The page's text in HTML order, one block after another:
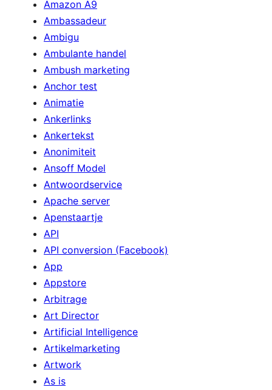
Amazon A9
Ambassadeur
Ambigu
Ambulante handel
Ambush marketing
Anchor test
Animatie
Ankerlinks
Ankertekst
Anonimiteit
Ansoff Model
Antwoordservice
Apache server
Apenstaartje
API
API conversion (Facebook)
App
Appstore
Arbitrage
Art Director
Artificial Intelligence
Artikelmarketing
Artwork
As is